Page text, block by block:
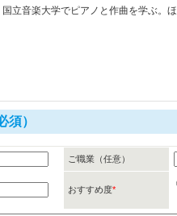
立音楽大学でピアノと作曲を学ぶ。
須）
ご職業（任意）
おすすめ度*